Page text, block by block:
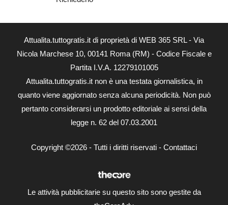
Attualita.tuttogratis.it di proprietà di WEB 365 SRL - Via
Nicola Marchese 10, 00141 Roma (RM) - Codice Fiscale e
Partita I.V.A. 12279101005
Attualita.tuttogratis.it non è una testata giornalistica, in
quanto viene aggiornato senza alcuna periodicità. Non può
pertanto considerarsi un prodotto editoriale ai sensi della
legge n. 62 del 07.03.2001
Copyright ©2026 - Tutti i diritti riservati - Contattaci
Le attività pubblicitarie su questo sito sono gestite da